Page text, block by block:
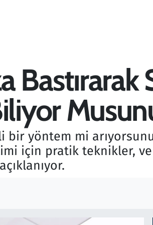
Bastırarak
bir yöntem mi
için pratik teknikler,